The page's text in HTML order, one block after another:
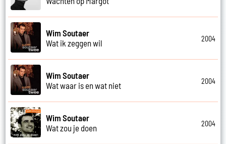
Wim Soutaer
Wat ik zeggen wil
2004
Wim Soutaer
Wat waar is en wat niet
2004
Wim Soutaer
Wat zou je doen
2004